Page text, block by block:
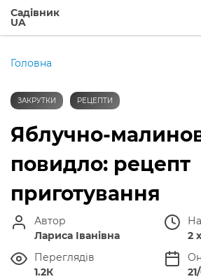
Садівник
UA
Головна
ЗАКРУТКИ РЕЦЕПТИ
Яблучно-
повидло: рецепт
приготування
Автор
Лариса Іванівна
2
Переглядів
1.2К